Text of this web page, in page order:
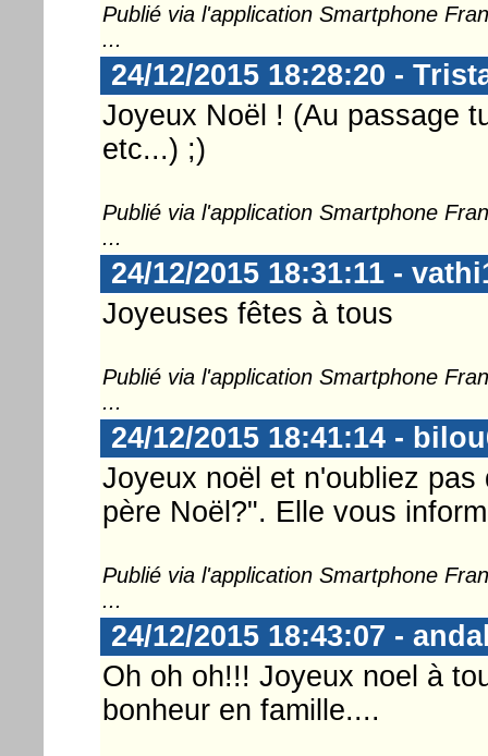
Publié via l'application Smartphone
...
24/12/2015 18:28:20 -
Joyeux Noël ! (Au passage
etc...) ;)
Publié via l'application Smartphone
...
24/12/2015 18:31:11 -
Joyeuses fêtes à tous
Publié via l'application Smartphone
...
24/12/2015 18:41:14 -
Joyeux noël et n'oubliez
père Noël?". Elle vous
Publié via l'application Smartphone
...
24/12/2015 18:43:07 -
Oh oh oh!!! Joyeux noel à
bonheur en famille....